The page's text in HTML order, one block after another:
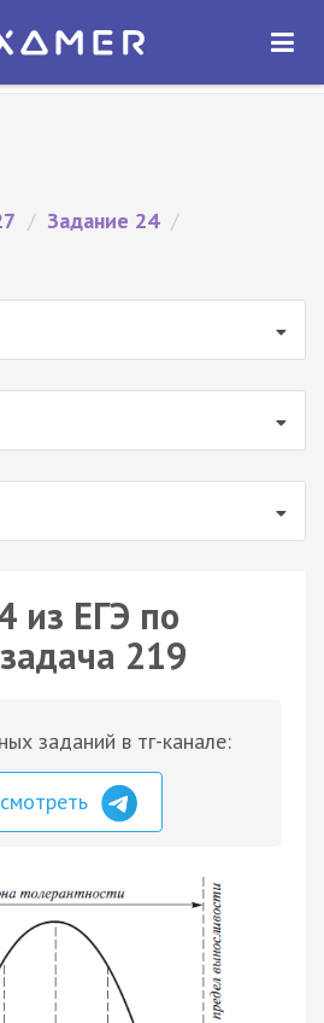
2027
ОТКРЫТЬ
/ Задание 24 /
из ЕГЭ по
219
заданий в тг-канале: